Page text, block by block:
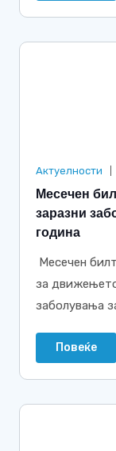
Актуелности
Месечен
заразни
година
Месечен
за
заболувања
Повеќе